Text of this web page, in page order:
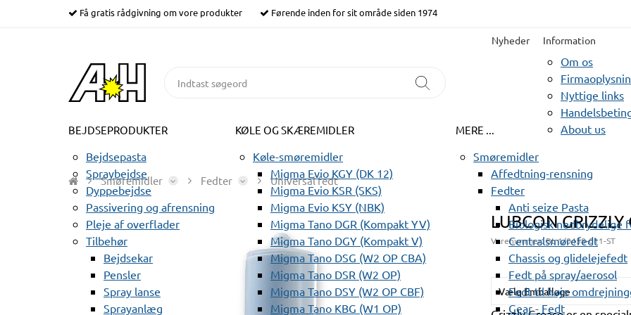
Få gratis rådgivning om vore produkter Førende inden for sit område siden 1974
Nyheder Information
Om os
Nyttige links
About us
BEJDSEPRODUKTER
Bejdsepasta
Spraybejdse
Dyppebejdse
Passivering og afrensning
Pleje af overflader
Tilbehør
Bejdsekar
Pensler
Spray lanse
Sprayanlæg
KØLE OG SKÆREMIDLER
Køle-smøremidler
Migma Evio KGY (DK 12)
Migma Evio KSR (SKS)
Migma Evio KSY (NBK)
Migma Tano DGR (Kompakt YV)
Migma Tano DGY (Kompakt V)
Migma Tano DSG (W2 OP CBA)
Migma Tano DSR (W2 OP)
Migma Tano DSY (W2 OP CBF)
Migma Tano KBG (W1 OP)
MERE ...
Smøremidler
Affedtning-rensning
Fedter
Anti seize Pasta
Biologisk nedbrydelige
Centralsmørefedt
Chassis og glidelejefedt
Fedt på spray/aerosol
Fedt til høje
Gear - Fedt
Smøremidler Fedter Universal fedt
LUBCON GRIZZLY
Varenummer:BL 1/0458-011-ST
Vælg Emballage